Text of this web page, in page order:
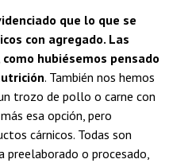
que lo que se
con agregado. Las
hubiésemos pensado
. También nos hemos
trozo de pollo o carne con
esa opción, pero
cárnicos. Todas son
preelaborado o procesado,